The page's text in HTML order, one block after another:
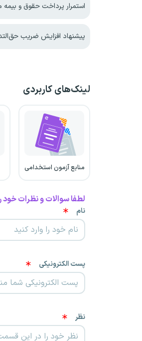
استمرار پرداخت حقوق و بیمه
پیشنهاد افزایش ضریب
لینک‌های کاربردی
منابع آزمون استخدامی
لطفا سوالات و نظرات خود
نام
پست الکترونیکی
نظر